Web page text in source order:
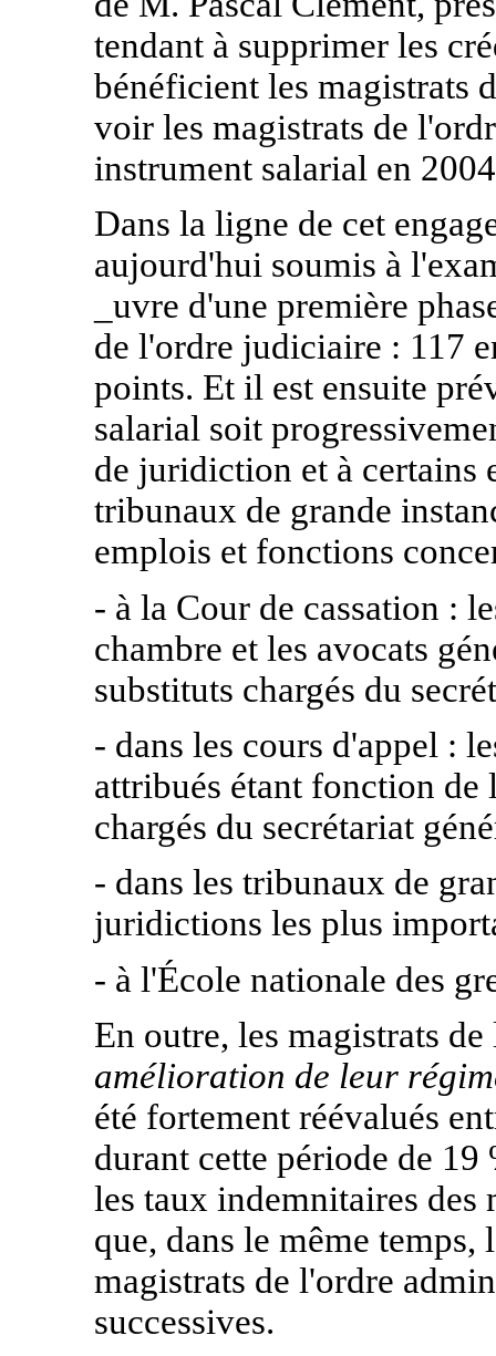
tendant à supprimer les
bénéficient les magistrats
voir les magistrats de
instrument salarial en
Dans la ligne de cet
aujourd'hui soumis à
_uvre d'une première
de l'ordre judiciaire : 117
points. Et il est ensuite
salarial soit
de juridiction et à certains
tribunaux de grande
emplois et fonctions
- à la Cour de cassation :
chambre et les avocats
substituts chargés du
- dans les cours d'appel :
attribués étant fonction de
chargés du secrétariat
- dans les tribunaux de
juridictions les plus
- à l'École nationale des
En outre, les magistrats
amélioration de leur
été fortement réévalués
durant cette période de 19
les taux indemnitaires des
que, dans le même
magistrats de l'ordre
successives.